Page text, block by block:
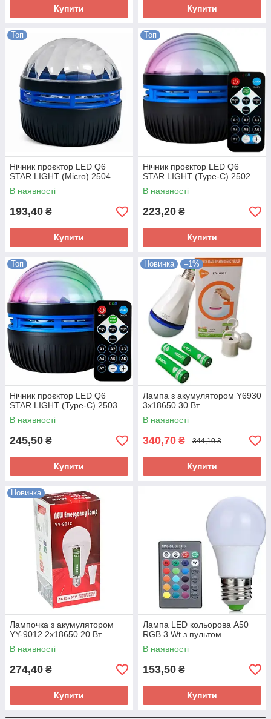
Купити Купити
Топ
Нічник проєктор LED Q6
STAR LIGHT (Micro) 2504
В наявності
193,40 ₴
Купити
Топ
Нічник проєктор LED Q6
STAR LIGHT (Type-C) 2502
В наявності
223,20 ₴
Купити
Топ
Нічник проєктор LED Q6
STAR LIGHT (Type-C) 2503
В наявності
245,50 ₴
Купити
Новинка –1%
Лампа з акумулятором Y6930
3x18650 30 Вт
В наявності
340,70 ₴ 344,10 ₴
Купити
Новинка
Лампочка з акумулятором
YY-9012 2x18650 20 Вт
В наявності
274,40 ₴
Купити
Лампа LED кольорова A50
RGB 3 Wt з пультом
В наявності
153,50 ₴
Купити